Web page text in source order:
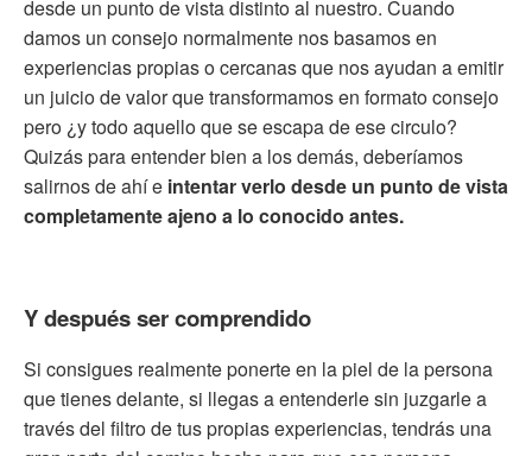
desde un punto de vista distinto al nuestro. Cuando
damos un consejo normalmente nos basamos en
experiencias propias o cercanas que nos ayudan a emitir
un juicio de valor que transformamos en formato consejo
pero ¿y todo aquello que se escapa de ese circulo?
Quizás para entender bien a los demás, deberíamos
salirnos de ahí e intentar verlo desde un punto de vista
completamente ajeno a lo conocido antes.
Y después ser comprendido
Si consigues realmente ponerte en la piel de la persona
que tienes delante, si llegas a entenderle sin juzgarle a
través del filtro de tus propias experiencias, tendrás una